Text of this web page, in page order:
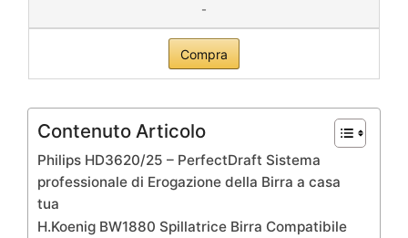
-
Compra
Contenuto Articolo
Philips HD3620/25 – PerfectDraft Sistema
professionale di Erogazione della Birra a casa
tua
H.Koenig BW1880 Spillatrice Birra Compatibile